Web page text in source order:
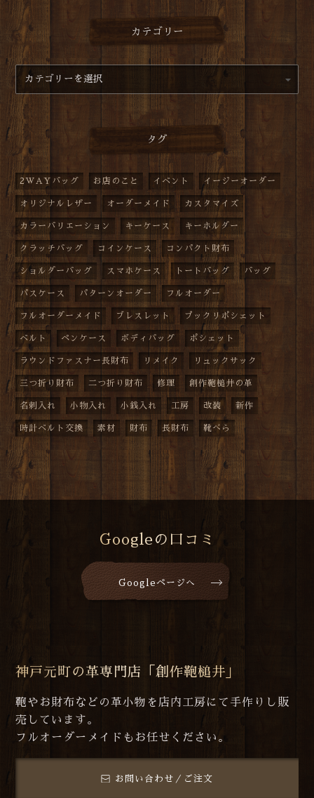
カテゴリー
タグ
2WAYバッグ お店のこと イベント イージーオーダー
オリジナルレザー オーダーメイド カスタマイズ
カラーバリエーション キーケース キーホルダー
クラッチバッグ コインケース コンパクト財布
ショルダーバッグ スマホケース トートバッグ バッグ
パスケース パターンオーダー フルオーダー
フルオーダーメイド ブレスレット プックリポシェット
ベルト ペンケース ボディバッグ ポシェット
ラウンドファスナー長財布 リメイク リュックサック
三つ折り財布 二つ折り財布 修理 創作鞄槌井の革
名刺入れ 小物入れ 小銭入れ 工房 改装 新作
時計ベルト交換 素材 財布 長財布 靴べら
Googleの口コミ
Googleページへ
神戸元町の革専門店「創作鞄槌井」
鞄やお財布などの革小物を店内工房にて手作りし販
売しています。
フルオーダーメイドもお任せください。
お問い合わせ／ご注文